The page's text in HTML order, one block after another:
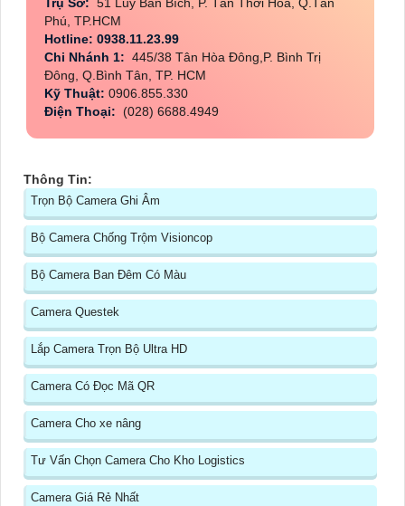
Trụ Sở: 51 Lũy Bán Bích, P. Tân Thới Hòa, Q.Tân
Phú, TP.HCM
Hotline: 0938.11.23.99
Chi Nhánh 1: 445/38 Tân Hòa Đông,P. Bình Trị
Đông, Q.Bình Tân, TP. HCM
Kỹ Thuật: 0906.855.330
Điện Thoại: (028) 6688.4949
Thông Tin:
Trọn Bộ Camera Ghi Âm
Bộ Camera Chống Trộm Visioncop
Bộ Camera Ban Đêm Có Màu
Camera Questek
Lắp Camera Trọn Bộ Ultra HD
Camera Có Đọc Mã QR
Camera Cho xe nâng
Tư Vấn Chọn Camera Cho Kho Logistics
Camera Giá Rẻ Nhất